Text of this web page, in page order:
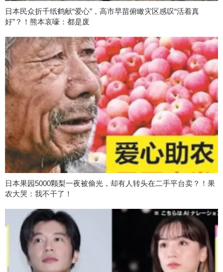
日本民众折千纸鹤献“爱心”，高市早苗俯瞰灾区感叹“活着真
好”？！熊本哀嚎：都是废
日本果园5000颗梨一夜被偷光，却有人转头在二手平台卖？！果
农大哭：我不干了！